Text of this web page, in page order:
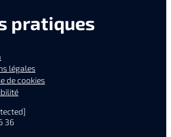
pratiques
légales
de cookies
36